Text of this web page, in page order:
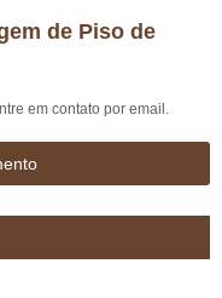
de Piso de
em contato por email.